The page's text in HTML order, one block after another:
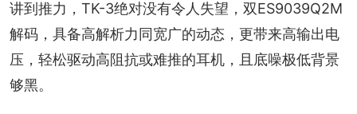
讲到推力，TK-3绝对没有令人失望，双ES9039Q2M
解码，具备高解析力同宽广的动态，更带来高输出电
压，轻松驱动高阻抗或难推的耳机，且底噪极低背景
够黑。